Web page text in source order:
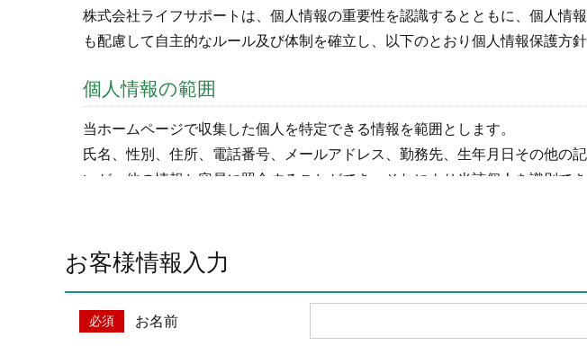
株式会社ライフサポートは、個人情報の重要性を認識するとともに、個人情
も配慮して自主的なルール及び体制を確立し、以下のとおり個人情報保護方
個人情報の範囲
当ホームページで収集した個人を特定できる情報を範囲とします。
氏名、性別、住所、電話番号、メールアドレス、勤務先、生年月日その他の
いが、他の情報と容易に照合することができ、それにより当該個人を識別で
当ホームページ上で収集した個人情報は以下の利用目的で使用し、他の目的
ご注文の承りおよび商品発送のための契約販売業務
お取引先様から委託されたシステム開発の動作検証や調査
当グループの業務に従事する協力会社様担当者の識別
お客様情報入力
お名前